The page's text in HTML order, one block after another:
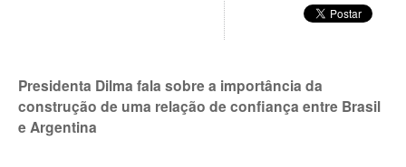
Presidenta Dilma fala sobre a importância da
construção de uma relação de confiança entre Brasil
e Argentina